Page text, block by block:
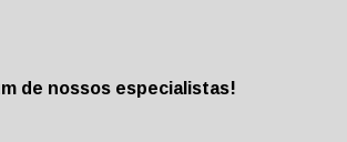
de nossos especialistas!